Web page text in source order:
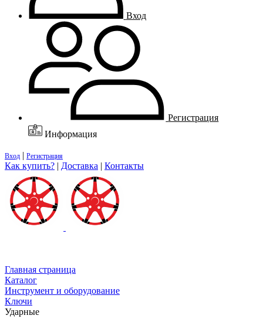
Вход
Регистрация
Информация
Вход | Регистрация
Как купить? | Доставка | Контакты
Главная страница
Каталог
Инструмент и оборудование
Ключи
Ударные